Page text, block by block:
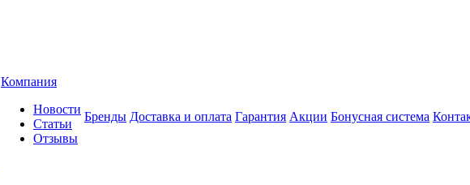
Компания
Новости
Статьи
Отзывы
Бренды Доставка и оплата Гарантия Акции Бонусная система